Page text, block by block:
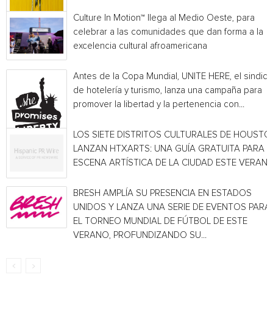
Culture In Motion™ llega al Medio Oeste, para
celebrar a las comunidades que dan forma a la
excelencia cultural afroamericana
Antes de la Copa Mundial, UNITE HERE, el
de hotelería y turismo, lanza una campaña para
promover la libertad y la pertenencia con...
LOS SIETE DISTRITOS CULTURALES DE
LANZAN HTXARTS: UNA GUÍA GRATUITA PARA
ESCENA ARTÍSTICA DE LA CIUDAD ESTE
BRESH AMPLÍA SU PRESENCIA EN ESTADOS
UNIDOS Y LANZA UNA SERIE DE EVENTOS PARA
EL TORNEO MUNDIAL DE FÚTBOL DE ESTE
VERANO, PROFUNDIZANDO SU...